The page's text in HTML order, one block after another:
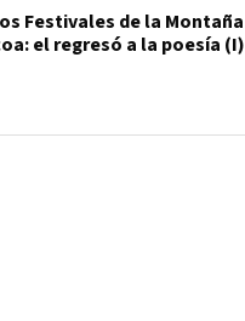
Festivales de la Montaña
el regresó a la poesía (I)